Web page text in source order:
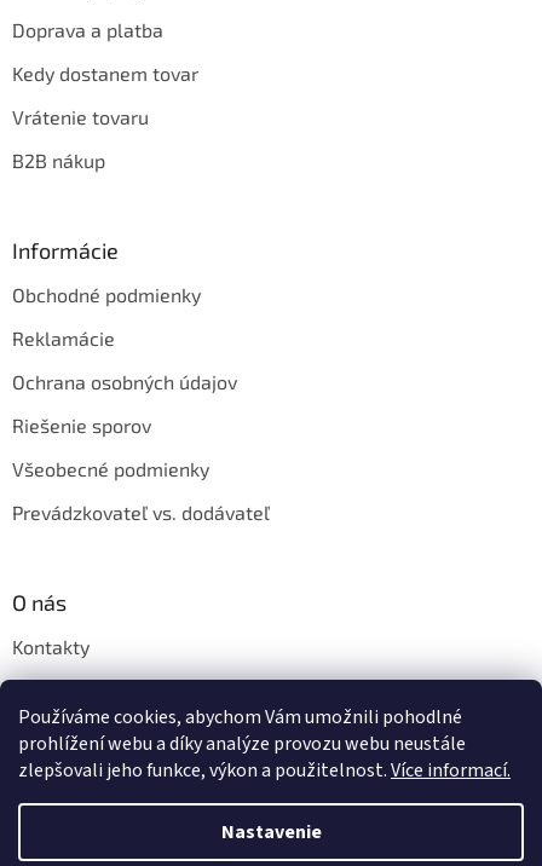
Používáme cookies, abychom Vám umožnili pohodlné
prohlížení webu a díky analýze provozu webu neustále
zlepšovali jeho funkce, výkon a použitelnost.Více informací.
Nastavenie
Doprava a platba
Kedy dostanem tovar
Vrátenie tovaru
B2B nákup
Informácie
Obchodné podmienky
Reklamácie
Ochrana osobných údajov
Riešenie sporov
Všeobecné podmienky
Prevádzkovateľ vs. dodávateľ
O nás
Kontakty
Napíšte nám
Vytvoril Shoptet